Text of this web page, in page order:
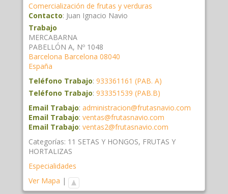
Comercialización de frutas y verduras
Contacto: Juan Ignacio Navio
Trabajo
MERCABARNA
PABELLÓN A, Nº 1048
Barcelona Barcelona 08040
España
Teléfono Trabajo: 933361161 (PAB. A)
Teléfono Trabajo: 933351539 (PAB.B)
Email Trabajo: administracion@frutasnavio.com
Email Trabajo: ventas@frutasnavio.com
Email Trabajo: ventas2@frutasnavio.com
Categorías: 11 SETAS Y HONGOS, FRUTAS Y
HORTALIZAS
Especialidades
Ver Mapa |